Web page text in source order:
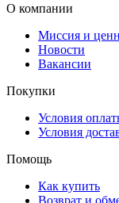
О компании
Миссия и
Новости
Вакансии
Покупки
Условия
Условия
Помощь
Как купить
Возврат и